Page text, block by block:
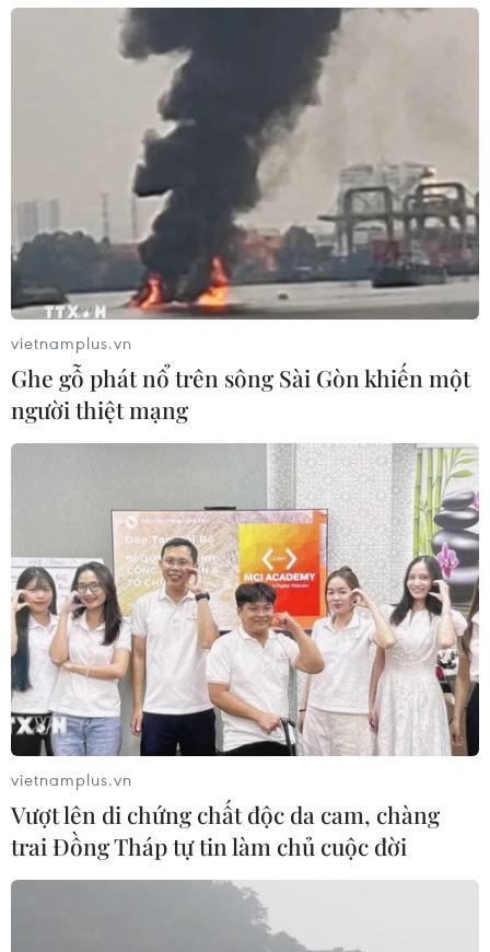
vietnamplus.vn
Ghe gỗ phát nổ trên sông Sài Gòn khiến một
người thiệt mạng
vietnamplus.vn
Vượt lên di chứng chất độc da cam, chàng
trai Đồng Tháp tự tin làm chủ cuộc đời